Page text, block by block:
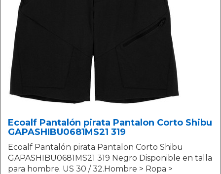
Ecoalf Pantalón pirata Pantalon Corto Shibu
GAPASHIBU0681MS21 319
Ecoalf Pantalón pirata Pantalon Corto Shibu
GAPASHIBU0681MS21 319 Negro Disponible en talla
para hombre. US 30 / 32.Hombre > Ropa >